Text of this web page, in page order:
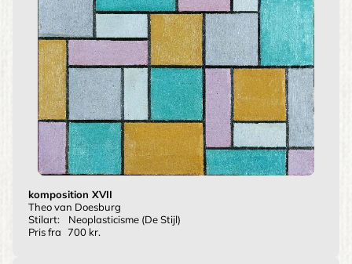
komposition XVII
Theo van Doesburg
Stilart:
Neoplasticisme (De Stijl)
Pris fra 700 kr.